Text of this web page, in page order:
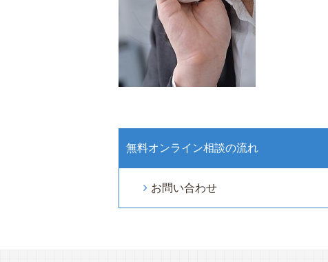
無料オンライン相談の流れ
お問い合わせ